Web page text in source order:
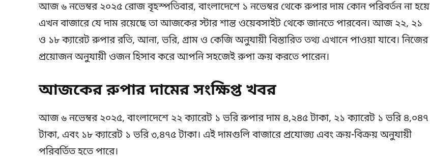
আজ ৬ নভেম্বর ২০২৫ রোজ বৃহস্পতিবার, বাংলাদেশে ১ নভেম্বর থেকে রুপার দাম কোন পরিবর্তন না হয়ে
এখন বাজারে যে দাম রয়েছে তা আজকের স্টার শান্ত ওয়েবসাইট থেকে জানতে পারবেন। আজ ২২, ২১
ও ১৮ ক্যারেট রুপার রতি, আনা, ভরি, গ্রাম ও কেজি অনুযায়ী বিস্তারিত তথ্য এখানে পাওয়া যাবে। নিজের
প্রয়োজন অনুযায়ী ওজন হিসাব করে আপনি সহজেই রুপা ক্রয় করতে পারেন।
আজকের রুপার দামের সংক্ষিপ্ত খবর
আজ ৬ নভেম্বর ২০২৫, বাংলাদেশে ২২ ক্যারেট ১ ভরি রুপার দাম ৪,২৪৫ টাকা, ২১ ক্যারেট ১ ভরি ৪,০৪৭
টাকা, এবং ১৮ ক্যারেট ১ ভরি ৩,৪৭৫ টাকা। এই দামগুলি বাজারে প্রযোজ্য এবং ক্রয়-বিক্রয় অনুযায়ী
পরিবর্তিত হতে পারে।